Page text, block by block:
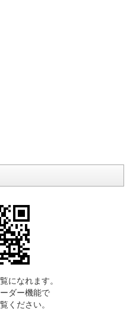
になれます。
ダー機能で
ください。